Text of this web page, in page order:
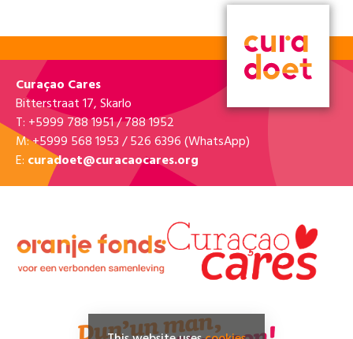
Curaçao Cares
Bitterstraat 17, Skarlo
T: +5999 788 1951 / 788 1952
M: +5999 568 1953 / 526 6396 (WhatsApp)
E: curadoet@curacaocares.org